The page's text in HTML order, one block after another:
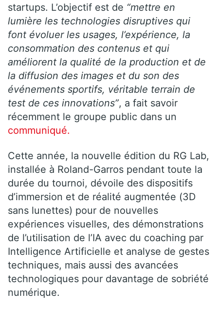
startups. L’objectif est de “mettre en
lumière les technologies disruptives qui
font évoluer les usages, l’expérience, la
consommation des contenus et qui
améliorent la qualité de la production et de
la diffusion des images et du son des
événements sportifs, véritable terrain de
test de ces innovations”, a fait savoir
récemment le groupe public dans un
communiqué.
Cette année, la nouvelle édition du RG Lab,
installée à Roland-Garros pendant toute la
durée du tournoi, dévoile des dispositifs
d’immersion et de réalité augmentée (3D
sans lunettes) pour de nouvelles
expériences visuelles, des démonstrations
de l’utilisation de l’IA avec du coaching par
Intelligence Artificielle et analyse de gestes
techniques, mais aussi des avancées
technologiques pour davantage de sobriété
numérique.